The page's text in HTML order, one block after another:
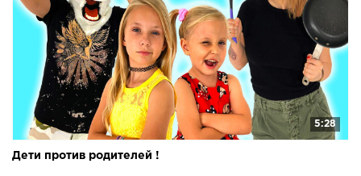
5:28
Дети против родителей !